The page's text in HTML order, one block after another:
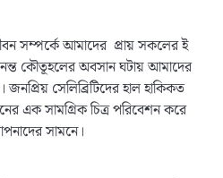
সম্পর্কে আমাদের প্রায় সকলের ই
কৌতূহলের অবসান ঘটায় আমাদের
সেলিব্রিটিদের হাল হাকিকত
এক সামগ্রিক চিত্র পরিবেশন করে
সামনে।